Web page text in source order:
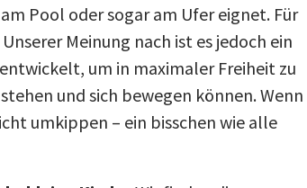
Pool oder sogar am Ufer eignet. Für
Meinung nach ist es jedoch ein
um in maximaler Freiheit zu
und sich bewegen können. Wenn
umkippen – ein bisschen wie alle